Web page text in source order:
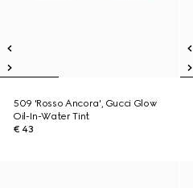
509 'Rosso Ancora', Gucci Glow
Oil-In-Water Tint
€ 43